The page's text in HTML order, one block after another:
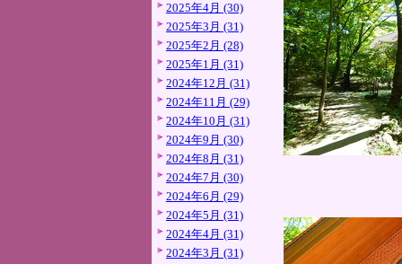
2025年4月 (30)
2025年3月 (31)
2025年2月 (28)
2025年1月 (31)
2024年12月 (31)
2024年11月 (29)
2024年10月 (31)
2024年9月 (30)
2024年8月 (31)
2024年7月 (30)
2024年6月 (29)
2024年5月 (31)
2024年4月 (31)
2024年3月 (31)